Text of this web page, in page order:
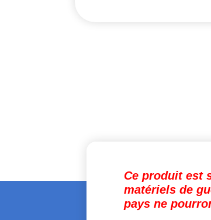
Ce produit est
matériels de
pays ne